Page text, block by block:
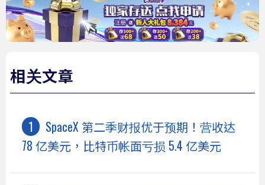
相关文章
SpaceX 第二季财报优于预期！营收达
78 亿美元，比特币帐面亏损 5.4 亿美元